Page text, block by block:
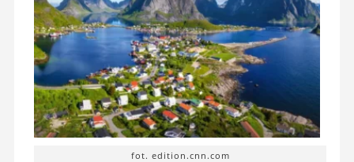
fot. edition.cnn.com